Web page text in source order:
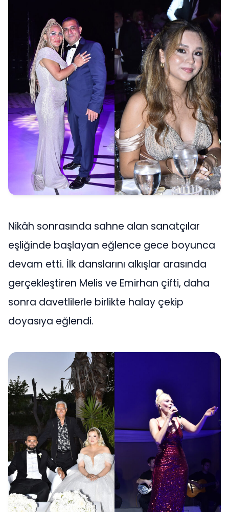
Nikâh sonrasında sahne alan sanatçılar
eşliğinde başlayan eğlence gece boyunca
devam etti. İlk danslarını alkışlar arasında
gerçekleştiren Melis ve Emirhan çifti, daha
sonra davetlilerle birlikte halay çekip
doyasıya eğlendi.